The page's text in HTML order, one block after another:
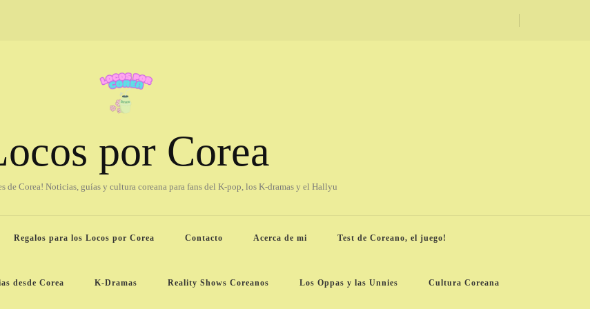
por Corea
de Corea! Noticias, guías y cultura coreana para fans del K-pop, los K-dramas y el Hallyu
Regalos para los Locos por Corea Contacto Acerca de mi Test de Coreano, el juego!
desde Corea K-Dramas Reality Shows Coreanos Los Oppas y las Unnies Cultura Coreana